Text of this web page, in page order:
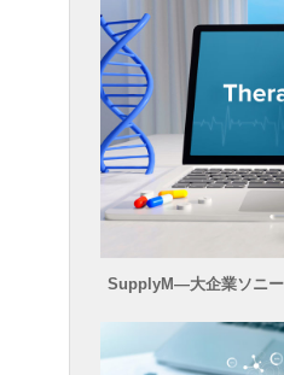
SupplyM―大企業ソニ